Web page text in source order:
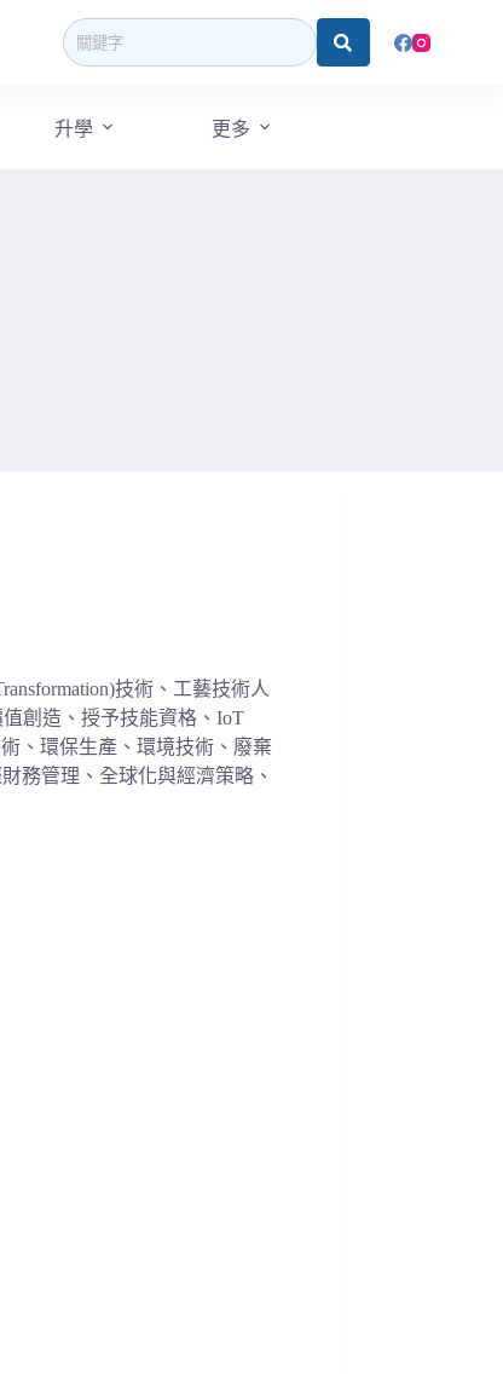
升學 更多
技術、工藝技術人
創造、 授予技能資格、 IoT
、 環保生產、環境技術、廢棄
務管理、全球化與經濟策略、